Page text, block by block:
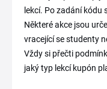
lekcí. Po zadání kódu
Některé akce jsou
vracející se studenty
Vždy si přečti
jaký typ lekcí kupón